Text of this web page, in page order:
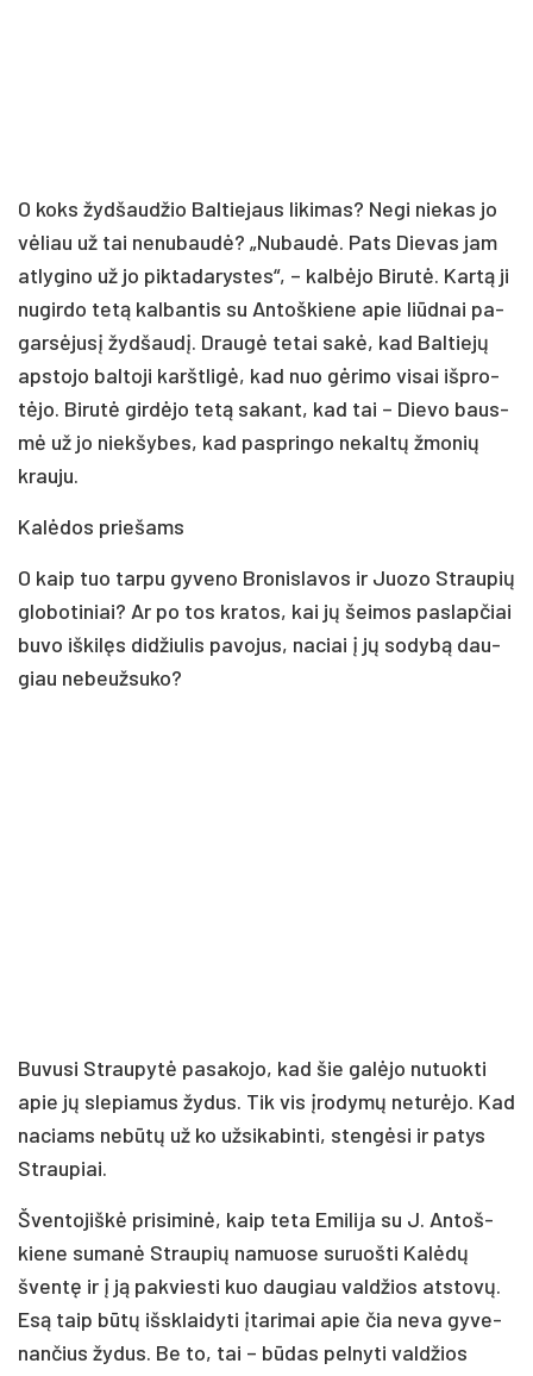
O koks žyd­šau­džio Bal­tie­jaus li­ki­mas? Ne­gi nie­kas jo
vė­liau už tai ne­nu­bau­dė? „Nu­bau­dė. Pats Die­vas jam
at­ly­gi­no už jo pik­ta­da­rys­tes“, – kal­bė­jo Bi­ru­tė. Kar­tą ji
nu­gir­do te­tą kal­ban­tis su An­toš­kie­ne apie liūd­nai pa­
gar­sė­ju­sį žyd­šau­dį. Drau­gė te­tai sa­kė, kad Bal­tie­jų
ap­sto­jo bal­to­ji karšt­li­gė, kad nuo gė­ri­mo vi­sai iš­pro­
tė­jo. Bi­ru­tė gir­dė­jo te­tą sa­kant, kad tai – Die­vo baus­
mė už jo niek­šy­bes, kad pa­sprin­go ne­kal­tų žmo­nių
krau­ju.
Ka­lė­dos prie­šams
O kaip tuo tar­pu gy­ve­no Bro­nis­la­vos ir Juo­zo Strau­pių
glo­bo­ti­niai? Ar po tos kra­tos, kai jų šei­mos pa­slap­čiai
bu­vo iš­ki­lęs di­džiu­lis pa­vo­jus, na­ciai į jų so­dy­bą dau­
giau ne­beuž­su­ko?
Bu­vu­si Strau­py­tė pa­sa­ko­jo, kad šie ga­lė­jo nu­tuok­ti
apie jų sle­pia­mus žy­dus. Tik vis įro­dy­mų ne­tu­rė­jo. Kad
na­ciams ne­bū­tų už ko už­si­ka­bin­ti, sten­gė­si ir pa­tys
Strau­piai.
Šven­to­jiš­kė pri­si­mi­nė, kaip te­ta Emi­li­ja su J. An­toš­
kie­ne su­ma­nė Strau­pių na­muo­se su­ruoš­ti Ka­lė­dų
šven­tę ir į ją pa­kvies­ti kuo dau­giau val­džios at­sto­vų.
Esą taip bū­tų iš­sklai­dy­ti įta­ri­mai apie čia ne­va gy­ve­
nan­čius žy­dus. Be to, tai – bū­das pel­ny­ti val­džios